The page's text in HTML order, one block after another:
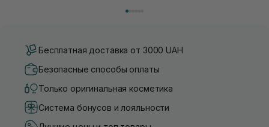
Бесплатная доставка от 3000 UAH
Безопасные способы оплаты
Только оригинальная косметика
Система бонусов и лояльности